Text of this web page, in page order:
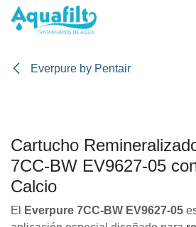
Ir al contenido
Everpure by Pentair